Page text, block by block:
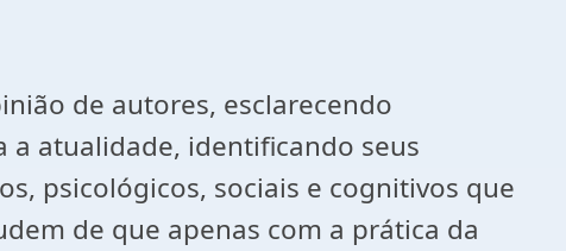
de autores, esclarecendo
atualidade, identificando seus
psicológicos, sociais e cognitivos que
de que apenas com a prática da